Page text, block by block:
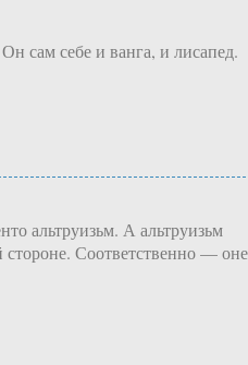
сам себе и ванга, и лисапед.
альтруизьм. А альтруизьм
Соответственно — оне